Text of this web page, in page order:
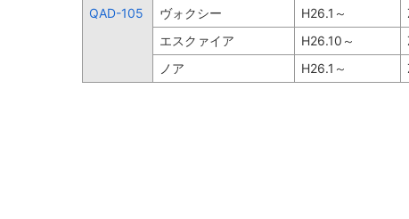
QAD-105
ヴォクシー H26.1～
エスクァイア
H26.10～
ノア
H26.1～